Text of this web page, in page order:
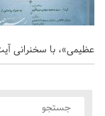
عظیمی»، با سخنرانی